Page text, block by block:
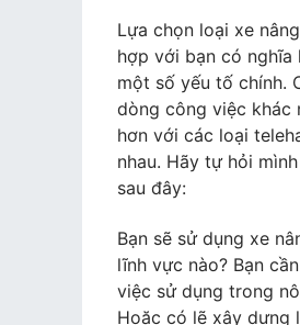
Lựa chọn loại xe
hợp với bạn có nghĩa
một số yếu tố chính.
dòng công việc khác
hơn với các loại
nhau. Hãy tự hỏi
sau đây:
Bạn sẽ sử dụng xe
lĩnh vực nào? Bạn
việc sử dụng trong
Hoặc có lẽ xây dựng